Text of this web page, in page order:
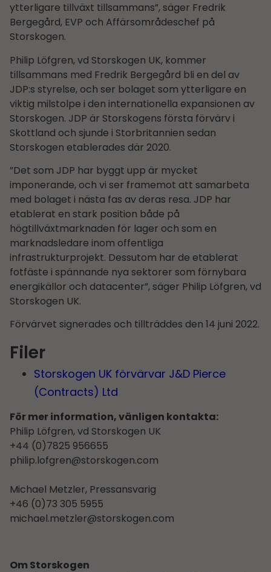
ytterligare tillväxt tillsammans”, säger Fredrik
Bergegård, EVP och Affärsområdes­chef på
Storskogen.
Philip Löfgren, vd Storskogen UK, kommer
tillsammans med Fredrik Bergegård bli en del av
JDP:s styrelse, och ser bolaget som ytterligare en
viktig milstolpe i den internationella expansionen av
Storskogen. JDP är Storskogens första förvärv i
Skottland och sjunde i Storbritannien sedan
Storskogen etablerades där 2020.
”Det som JDP har byggt upp är mycket
imponerande, och vi ser framemot att samarbeta
med bolaget i nästa fas av deras resa. JDP har
etablerat en stark position både på
högtillväxtmarknaden för lager och som en
marknadsledare inom offentliga
infrastrukturprojekt. Dessutom har de etablerat
fotfäste i spännande nya sektorer som förnybara
energikällor och datacenter”, säger Philip Löfgren, vd
Storskogen UK.
Förvärvet signerades och tillträddes den 14 juni 2022.
Filer
Storskogen UK förvärvar J&D Pierce
(Contracts) Ltd
För mer information, vänligen kontakta:
Philip Löfgren, vd Storskogen UK
+44 (0)7825 956655
philip.lofgren@storskogen.com
Michael Metzler, Pressansvarig
+46 (0)73 305 5955
michael.metzler@storskogen.com
Om Storskogen